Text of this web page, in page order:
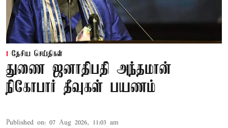
தேசிய செய்திகள்
துணை ஜனாதிபதி அந்தமான்
நிகோபார் தீவுகள் பயணம்
Published on: 07 Aug 2026, 11:03 am